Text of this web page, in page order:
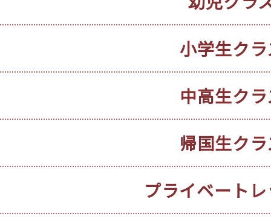
小学生ク
中高生ク
帰国生ク
プライベート